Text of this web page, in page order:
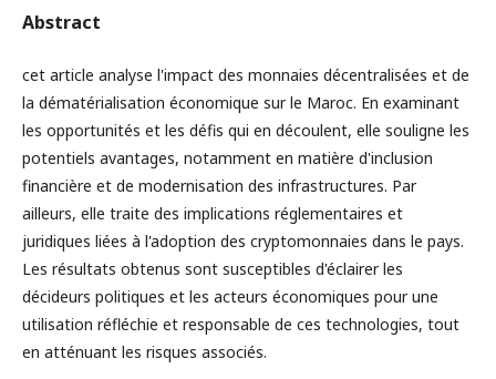
Abstract
cet article analyse l'impact des monnaies décentralisées et de
la dématérialisation économique sur le Maroc. En examinant
les opportunités et les défis qui en découlent, elle souligne les
potentiels avantages, notamment en matière d'inclusion
financière et de modernisation des infrastructures. Par
ailleurs, elle traite des implications réglementaires et
juridiques liées à l'adoption des cryptomonnaies dans le pays.
Les résultats obtenus sont susceptibles d'éclairer les
décideurs politiques et les acteurs économiques pour une
utilisation réfléchie et responsable de ces technologies, tout
en atténuant les risques associés.